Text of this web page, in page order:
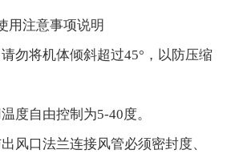
用注意事项说明
勿将机体倾斜超过45°，以防压缩
度自由控制为5-40度。
风口法兰连接风管必须密封度、